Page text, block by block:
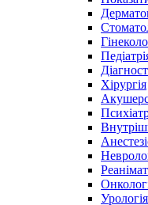
Хірургія
Урологія